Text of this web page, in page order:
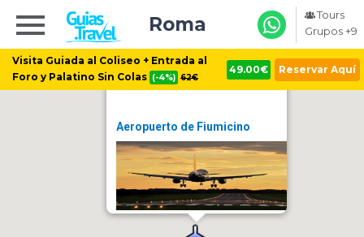
Visita Guiada al Coliseo + Entrada al
Foro y Palatino Sin Colas (-4%) 62€
49.00€ Reservar Aquí
Roma
Tours
Grupos +9
Aeropuerto de Fiumicino